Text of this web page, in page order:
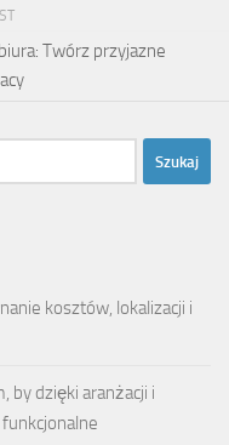
Twórz przyjazne
kosztów, lokalizacji i
by dzięki aranżacji i